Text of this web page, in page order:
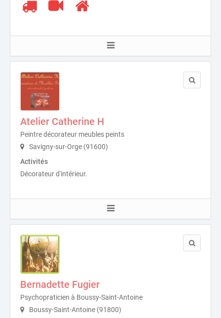
Atelier Catherine H
Peintre décorateur meubles peints
Savigny-sur-Orge (91600)
Activités
Décorateur d'intérieur.
Bernadette Fugier
Psychopraticien à Boussy-Saint-Antoine
Boussy-Saint-Antoine (91800)